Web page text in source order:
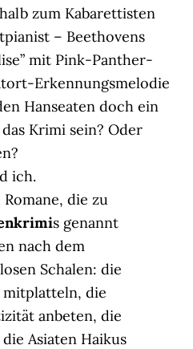
zum Kabarettisten
– Beethovens
mit Pink-Panther-
Erkennungsmelodie
Hanseaten doch ein
Krimi sein? Oder
ich.
die zu
s genannt
nach dem
Schalen: die
die
anbeten, die
Asiaten Haikus